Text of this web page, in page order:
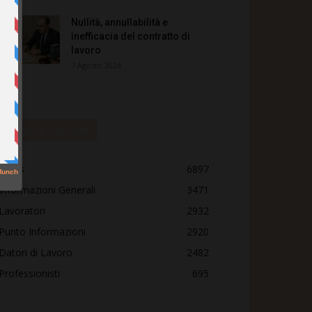
Nullità, annullabilità e
inefficacia del contratto di
lavoro
Categorie popolari
6897
Generali
3471
Lavoratori
2932
Punto Informazioni
2920
Datori di Lavoro
2482
Professionisti
695